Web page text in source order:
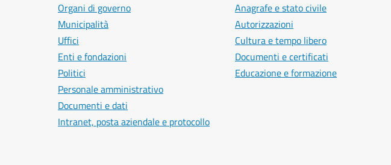
Organi di governo
Municipalità
Uffici
Enti e fondazioni
Politici
Personale amministrativo
Documenti e dati
Intranet, posta aziendale e protocollo
Anagrafe e stato civile
Autorizzazioni
Cultura e tempo libero
Documenti e certificati
Educazione e formazione